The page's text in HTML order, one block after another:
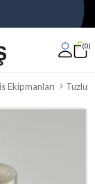
0
Ekipmanları